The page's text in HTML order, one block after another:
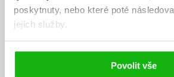
poskytnuty, nebo které poté
jejich služby.
Povolit vše